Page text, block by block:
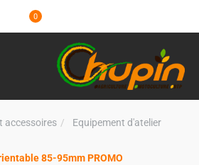
0
accessoires
Equipement d'atelier
85-95mm PROMO